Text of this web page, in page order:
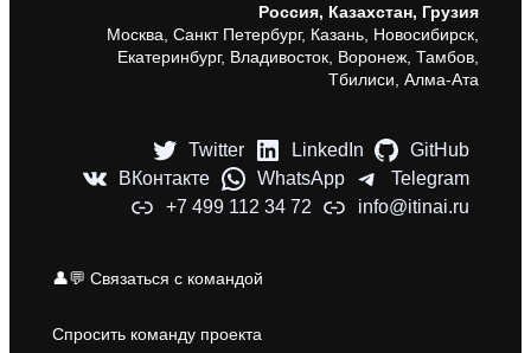
Россия, Казахстан, Грузия
Москва, Санкт Петербург, Казань, Новосибирск,
Екатеринбург, Владивосток, Воронеж, Тамбов,
Тбилиси, Алма-Ата
Twitter LinkedIn
GitHub
ВКонтакте
WhatsApp
Telegram
+7 499 112 34 72
info@itinai.ru
👤💬 Связаться с командой
Спросить команду проекта